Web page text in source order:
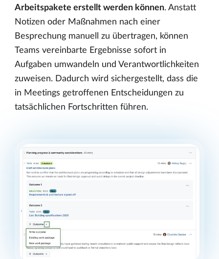
Arbeitspakete erstellt werden können. Anstatt
Notizen oder Maßnahmen nach einer
Besprechung manuell zu übertragen, können
Teams vereinbarte Ergebnisse sofort in
Aufgaben umwandeln und Verantwortlichkeiten
zuweisen. Dadurch wird sichergestellt, dass die
in Meetings getroffenen Entscheidungen zu
tatsächlichen Fortschritten führen.